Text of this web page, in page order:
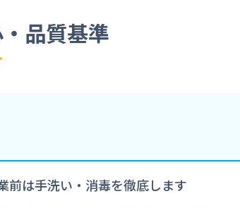
品質基準
前は手洗い・消毒を徹底します